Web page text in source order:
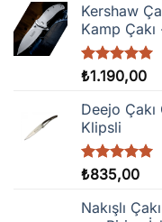
Kershaw
Kamp Çakı
5 üzerinden
oy
aldı
₺1.190,00
Deejo
Klipsli
5 üzerinden
oy
aldı
₺835,00
Nakışlı